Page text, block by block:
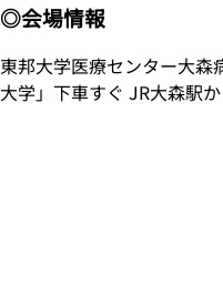
◎会場情報
東邦大学医療センター大
大学」下車すぐ JR大森駅